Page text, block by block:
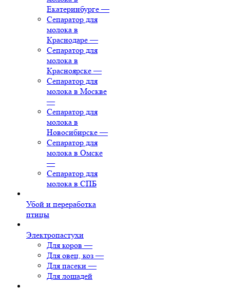
Екатеринбурге —
Сепаратор для
молока в
Краснодаре —
Сепаратор для
молока в
Красноярске —
Сепаратор для
молока в Москве
—
Сепаратор для
молока в
Новосибирске —
Сепаратор для
молока в Омске
—
Сепаратор для
молока в СПБ
Убой и переработка
птицы
Электропастухи
Для коров —
Для овец, коз —
Для пасеки —
Для лошадей